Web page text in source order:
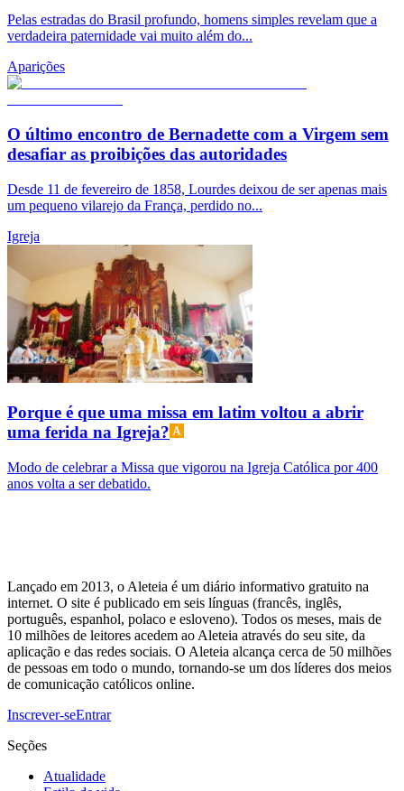
Pelas estradas do Brasil profundo, homens simples revelam que a
verdadeira paternidade vai muito além do...
Aparições
O último encontro de Bernadette com a Virgem sem
desafiar as proibições das autoridades
Desde 11 de fevereiro de 1858, Lourdes deixou de ser apenas mais
um pequeno vilarejo da França, perdido no...
Igreja
Porque é que uma missa em latim voltou a abrir
uma ferida na Igreja?
Modo de celebrar a Missa que vigorou na Igreja Católica por 400
anos volta a ser debatido.
Lançado em 2013, o Aleteia é um diário informativo gratuito na
internet. O site é publicado em seis línguas (francês, inglês,
português, espanhol, polaco e esloveno). Todos os meses, mais de
10 milhões de leitores acedem ao Aleteia através do seu site, da
aplicação e das redes sociais. O Aleteia alcança cerca de 50 milhões
de pessoas em todo o mundo, tornando-se um dos líderes dos meios
de comunicação católicos online.
Inscrever-seEntrar
Seções
Atualidade